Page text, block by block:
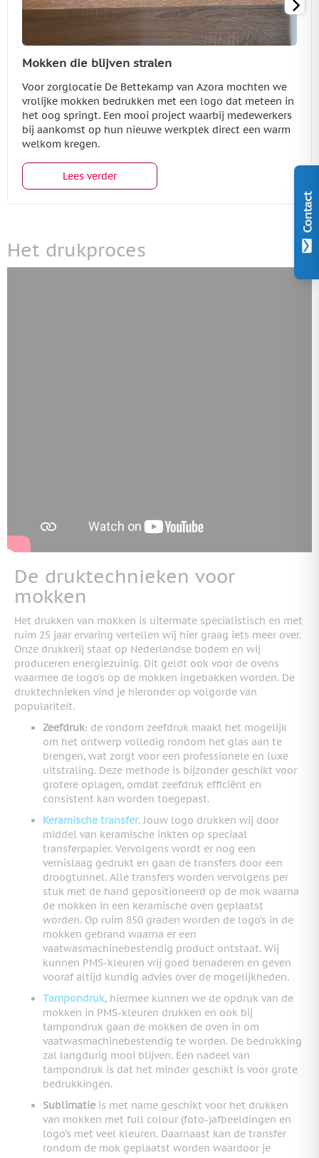
Contact
De druktechnieken voor
mokken
Het drukken van mokken is uitermate specialistisch en met
ruim 25 jaar ervaring vertellen wij hier graag iets meer over.
Onze drukkerij staat op Nederlandse bodem en wij
produceren energiezuinig. Dit geldt ook voor de ovens
waarmee de logo’s op de mokken ingebakken worden. De
druktechnieken vind je hieronder op volgorde van
populariteit.
Zeefdruk: de rondom zeefdruk maakt het mogelijk
om het ontwerp volledig rondom het glas aan te
brengen, wat zorgt voor een professionele en luxe
uitstraling. Deze methode is bijzonder geschikt voor
grotere oplagen, omdat zeefdruk efficiënt en
consistent kan worden toegepast.
Keramische transfer. Jouw logo drukken wij door
middel van keramische inkten op speciaal
transferpapier. Vervolgens wordt er nog een
vernislaag gedrukt en gaan de transfers door een
droogtunnel. Alle transfers worden vervolgens per
stuk met de hand gepositioneerd op de mok waarna
de mokken in een keramische oven geplaatst
worden. Op ruim 850 graden worden de logo’s in de
mokken gebrand waarna er een
vaatwasmachinebestendig product ontstaat. Wij
kunnen PMS-kleuren vrij goed benaderen en geven
vooraf altijd kundig advies over de mogelijkheden.
Tampondruk, hiermee kunnen we de opdruk van de
mokken in PMS-kleuren drukken en ook bij
tampondruk gaan de mokken de oven in om
vaatwasmachinebestendig te worden. De bedrukking
zal langdurig mooi blijven. Een nadeel van
tampondruk is dat het minder geschikt is voor grote
bedrukkingen.
Sublimatie is met name geschikt voor het drukken
van mokken met full colour (foto-)afbeeldingen en
logo’s met veel kleuren. Daarnaast kan de transfer
rondom de mok geplaatst worden waardoor je
Het drukproces
Mokken die blijven stralen
Voor zorglocatie De Bettekamp van Azora mochten we
vrolijke mokken bedrukken met een logo dat meteen in
het oog springt. Een mooi project waarbij medewerkers
bij aankomst op hun nieuwe werkplek direct een warm
welkom kregen.
Lees verder